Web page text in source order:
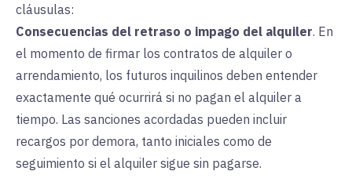
cláusulas:
Consecuencias del retraso o impago del alquiler. En
el momento de firmar los contratos de alquiler o
arrendamiento, los futuros inquilinos deben entender
exactamente qué ocurrirá si no pagan el alquiler a
tiempo. Las sanciones acordadas pueden incluir
recargos por demora, tanto iniciales como de
seguimiento si el alquiler sigue sin pagarse.